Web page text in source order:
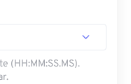
(HH:MM:SS.MS).